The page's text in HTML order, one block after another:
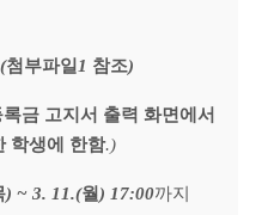
(첨부파일 1 참조)
록금 고지서 출력 화면에서
학생에 한함.)
) ~ 3. 11.(월 ) 17:00까지